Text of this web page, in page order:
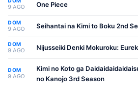
9 AGO One Piece
DOM
9 AGO Seihantai na Kimi to Boku 2nd
DOM
9 AGO Nijusseiki Denki Mokuroku:
DOM
9 AGO
Kimi no Koto ga
no Kanojo 3rd Season